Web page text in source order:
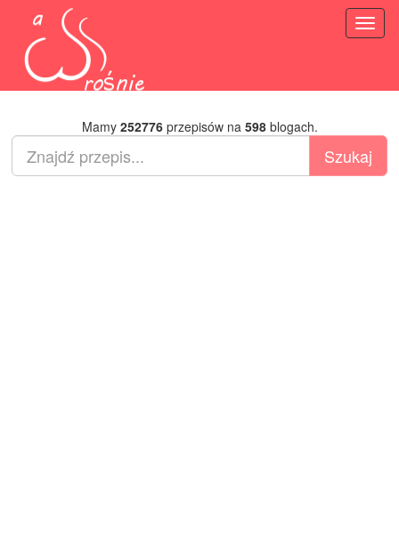
Mamy 252776przepisów na 598blogach.